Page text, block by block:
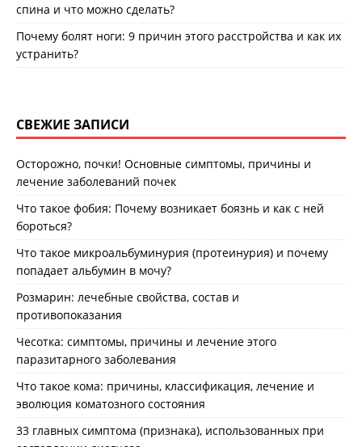
спина и что можно сделать?
Почему болят ноги: 9 причин этого расстройства и как их
устранить?
СВЕЖИЕ ЗАПИСИ
Осторожно, почки! Основные симптомы, причины и
лечение заболеваний почек
Что такое фобия: Почему возникает боязнь и как с ней
бороться?
Что такое микроальбуминурия (протеинурия) и почему
попадает альбумин в мочу?
Розмарин: лечебные свойства, состав и
противопоказания
Чесотка: симптомы, причины и лечение этого
паразитарного заболевания
Что такое кома: причины, классификация, лечение и
эволюция коматозного состояния
33 главных симптома (признака), использованных при